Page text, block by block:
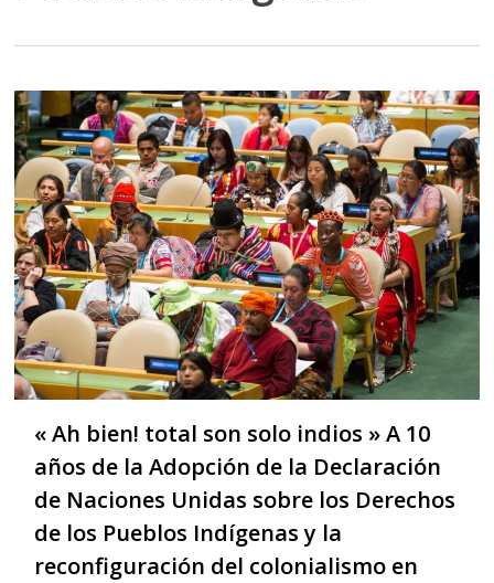
« Ah bien! total son solo indios » A 10
años de la Adopción de la Declaración
de Naciones Unidas sobre los Derechos
de los Pueblos Indígenas y la
reconfiguración del colonialismo en